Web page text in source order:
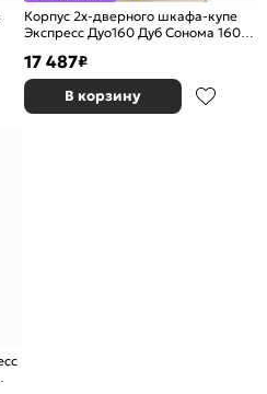
Корпус 2х-дверного шкафа-купе
Экспресс Дуо160 Дуб Сонома 1600х
17 487₽
В корзину